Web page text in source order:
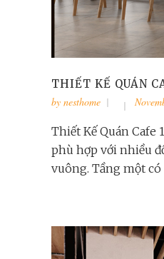
THIẾT KẾ QUÁN
by nesthome
Thiết Kế Quán Cafe
phù hợp với nhiều
vuông. Tầng một có